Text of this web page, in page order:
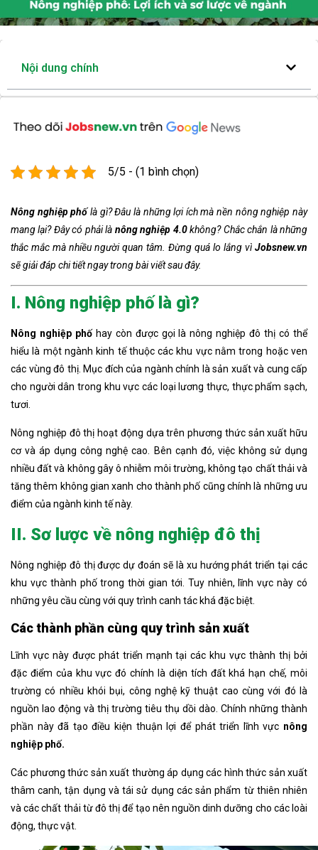
5/5 - (1 bình chọn)
Nông nghiệp phốlà gì? Đâu là những lợi ích mà nền nông nghiệp này
mang lại? Đây có phải là nông nghiệp 4.0không? Chắc chắn là những
thắc mắc mà nhiều người quan tâm. Đừng quá lo lắng vì Jobsnew.vn
sẽ giải đáp chi tiết ngay trong bài viết sau đây.
I. Nông nghiệp phố là gì?
Nông nghiệp phốhay còn được gọi là nông nghiệp đô thị có thể
hiểu là một ngành kinh tế thuộc các khu vực nằm trong hoặc ven
các vùng đô thị. Mục đích của ngành chính là sản xuất và cung cấp
cho người dân trong khu vực các loại lương thực, thực phẩm sạch,
tươi.
Nông nghiệp đô thị hoạt động dựa trên phương thức sản xuất hữu
cơ và áp dụng công nghệ cao. Bên cạnh đó, việc không sử dụng
nhiều đất và không gây ô nhiễm môi trường, không tạo chất thải và
tăng thêm không gian xanh cho thành phố cũng chính là những ưu
điểm của ngành kinh tế này.
II. Sơ lược về nông nghiệp đô thị
Nông nghiệp đô thị được dự đoán sẽ là xu hướng phát triển tại các
khu vực thành phố trong thời gian tới. Tuy nhiên, lĩnh vực này có
những yêu cầu cùng với quy trình canh tác khá đặc biệt.
Các thành phần cùng quy trình sản xuất
Lĩnh vực này được phát triển mạnh tại các khu vực thành thị bởi
đặc điểm của khu vực đó chính là diện tích đất khá hạn chế, môi
trường có nhiều khói bụi, công nghệ kỹ thuật cao cùng với đó là
nguồn lao động và thị trường tiêu thụ dồi dào. Chính những thành
phần này đã tạo điều kiện thuận lợi để phát triển lĩnh vực nông
nghiệp phố.
Các phương thức sản xuất thường áp dụng các hình thức sản xuất
thâm canh, tận dụng và tái sử dụng các sản phẩm từ thiên nhiên
và các chất thải từ đô thị để tạo nên nguồn dinh dưỡng cho các loài
động, thực vật.
Nội dung chính